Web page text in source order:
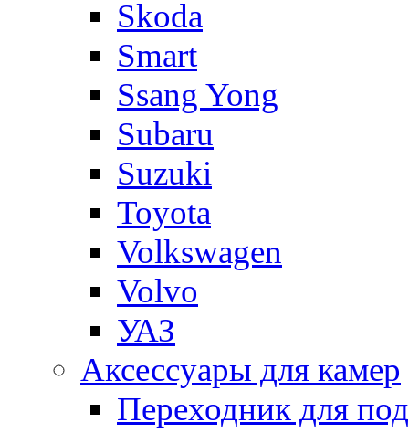
Skoda
Smart
Ssang Yong
Subaru
Suzuki
Toyota
Volkswagen
Volvo
УАЗ
Аксессуары для камер
Переходник для